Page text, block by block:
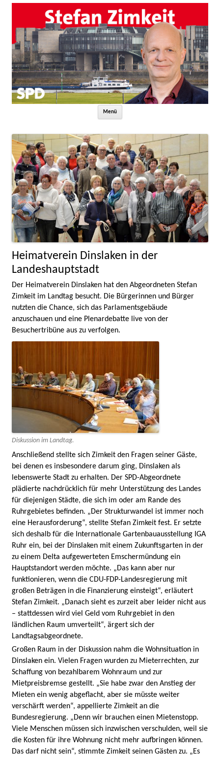
Menü
Heimatverein Dinslaken in der
Landeshauptstadt
Der Heimatverein Dinslaken hat den Abgeordneten Stefan
Zimkeit im Landtag besucht. Die Bürgerinnen und Bürger
nutzten die Chance, sich das Parlamentsgebäude
anzuschauen und eine Plenardebatte live von der
Besuchertribüne aus zu verfolgen.
Diskussion im Landtag.
Anschließend stellte sich Zimkeit den Fragen seiner Gäste,
bei denen es insbesondere darum ging, Dinslaken als
lebenswerte Stadt zu erhalten. Der SPD-Abgeordnete
plädierte nachdrücklich für mehr Unterstützung des Landes
für diejenigen Städte, die sich im oder am Rande des
Ruhrgebietes befinden. „Der Strukturwandel ist immer noch
eine Herausforderung“, stellte Stefan Zimkeit fest. Er setzte
sich deshalb für die Internationale Gartenbauausstellung IGA
Ruhr ein, bei der Dinslaken mit einem Zukunftsgarten in der
zu einem Delta aufgewerteten Emschermündung ein
Hauptstandort werden möchte. „Das kann aber nur
funktionieren, wenn die CDU-FDP-Landesregierung mit
großen Beträgen in die Finanzierung einsteigt“, erläutert
Stefan Zimkeit. „Danach sieht es zurzeit aber leider nicht aus
– stattdessen wird viel Geld vom Ruhrgebiet in den
ländlichen Raum umverteilt“, ärgert sich der
Landtagsabgeordnete.
Großen Raum in der Diskussion nahm die Wohnsituation in
Dinslaken ein. Vielen Fragen wurden zu Mieterrechten, zur
Schaffung von bezahlbarem Wohnraum und zur
Mietpreisbremse gestellt. „Sie habe zwar den Anstieg der
Mieten ein wenig abgeflacht, aber sie müsste weiter
verschärft werden“, appellierte Zimkeit an die
Bundesregierung. „Denn wir brauchen einen Mietenstopp.
Viele Menschen müssen sich inzwischen verschulden, weil sie
die Kosten für ihre Wohnung nicht mehr aufbringen können.
Das darf nicht sein“, stimmte Zimkeit seinen Gästen zu. „Es